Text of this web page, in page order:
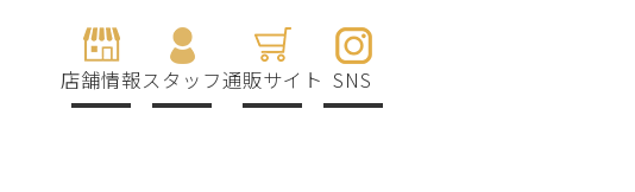
店舗情報スタッフ通販サイト SNS